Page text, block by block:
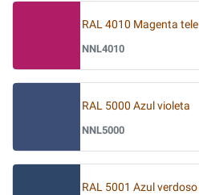
RAL 4010 Magenta tele
NNL4010
RAL 5000 Azul violeta
NNL5000
RAL 5001 Azul verdoso